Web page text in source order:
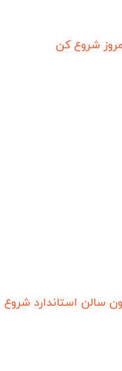
شروع کن
سالن استاندارد شروع